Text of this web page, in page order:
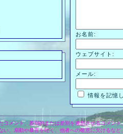
お名前:
ウェブサイト:
メール:
情報を記憶
コメント、差別的または差別を連想させるコメン
い、扇動や暴言を吐く、他者への敬意に欠けるな